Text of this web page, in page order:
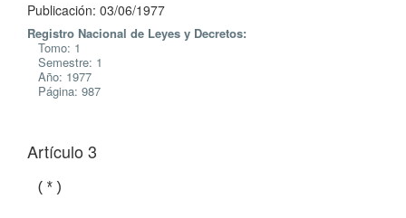
Publicación: 03/06/1977
Registro Nacional de Leyes y Decretos:
Tomo: 1
Semestre: 1
Año: 1977
Página: 987
Artículo 3